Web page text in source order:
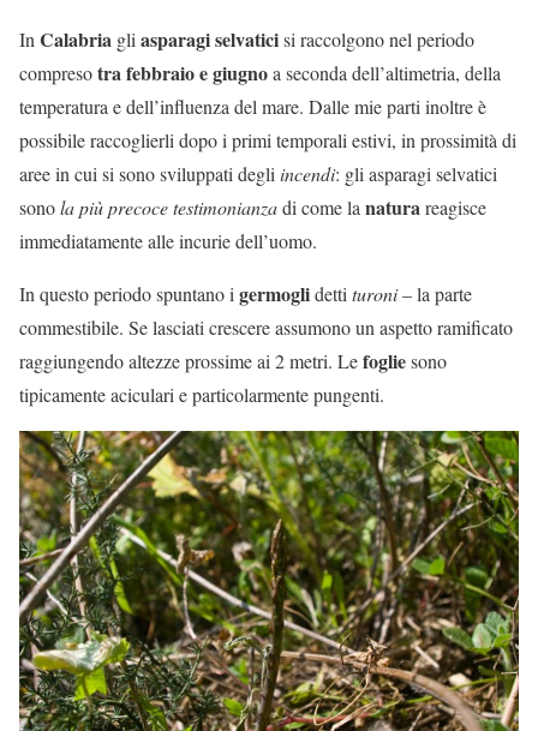
In Calabria gli asparagi selvaticisi raccolgono nel periodo
compresotra febbraio e giugnoa seconda dell’altimetria, della
temperatura e dell’influenza del mare. Dalle mie parti inoltre è
possibile raccoglierli dopo i primi temporali estivi, in prossimità di
aree in cui si sono sviluppati degli incendi: gli asparagi selvatici
sonola più precoce testimonianzadi come la naturareagisce
immediatamente alle incurie dell’uomo.
In questo periodo spuntano i germoglidetti turoni– la parte
commestibile. Se lasciati crescere assumono un aspetto ramificato
raggiungendo altezze prossime ai 2 metri. Lefogliesono
tipicamente aciculari e particolarmente pungenti.